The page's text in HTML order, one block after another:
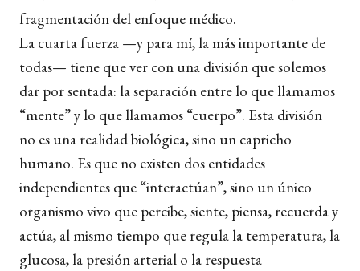
fragmentación del enfoque médico.
La cuarta fuerza —y para mí, la más importante de
todas— tiene que ver con una división que solemos
dar por sentada: la separación entre lo que llamamos
“mente” y lo que llamamos “cuerpo”. Esta división
no es una realidad biológica, sino un capricho
humano. Es que no existen dos entidades
independientes que “interactúan”, sino un único
organismo vivo que percibe, siente, piensa, recuerda y
actúa, al mismo tiempo que regula la temperatura, la
glucosa, la presión arterial o la respuesta